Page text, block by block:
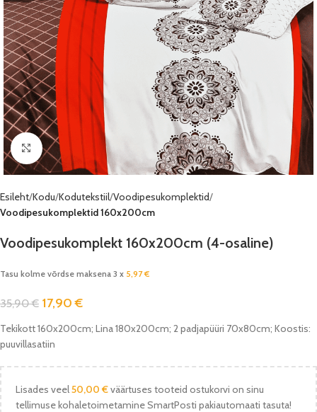
Vaata pilti
Esileht Kodu Kodutekstiil Voodipesukomplektid
Voodipesukomplektid 160x200cm
Voodipesukomplekt 160x200cm (4-osaline)
Tasu kolme võrdse maksena 3 x 5,97€
35,90€ 17,90€
Tekikott 160x200cm; Lina 180x200cm; 2 padjapüüri 70x80cm; Koostis:
puuvillasatiin
Lisades veel50,00 €väärtuses tooteid ostukorvi on sinu
tellimuse kohaletoimetamine SmartPosti pakiautomaati tasuta!